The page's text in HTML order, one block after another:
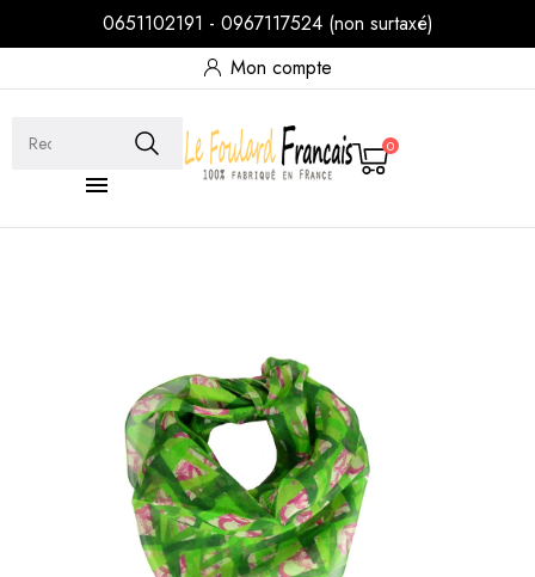
0651102191 - 0967117524 (non surtaxé)
Mon compte

0